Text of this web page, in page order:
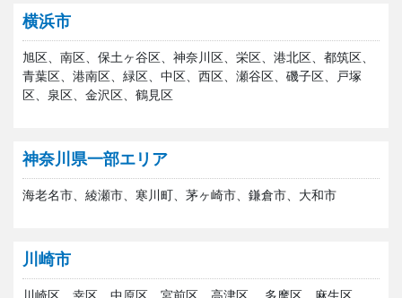
横浜市
旭区、南区、保土ヶ谷区、神奈川区、栄区、港北区、都筑区、
青葉区、港南区、緑区、中区、西区、瀬谷区、磯子区、戸塚
区、泉区、金沢区、鶴見区
神奈川県一部エリア
海老名市、綾瀬市、寒川町、茅ヶ崎市、鎌倉市、大和市
川崎市
川崎区、幸区、中原区、宮前区、高津区、 多摩区、麻生区